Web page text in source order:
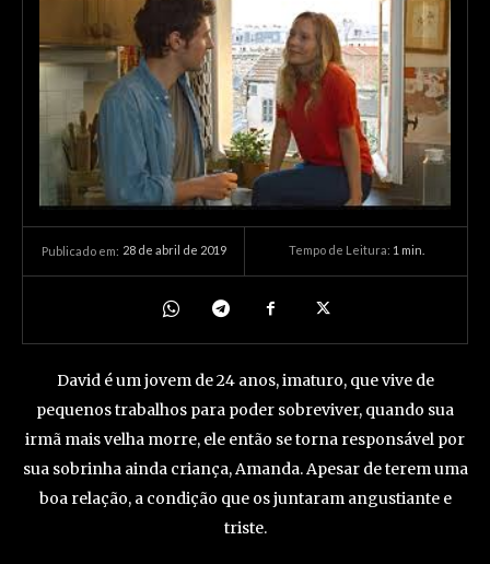
Publicado em: 28 de abril de 2019 Tempo de Leitura: 1 min.
David é um jovem de 24 anos, imaturo, que vive de
pequenos trabalhos para poder sobreviver, quando sua
irmã mais velha morre, ele então se torna responsável por
sua sobrinha ainda criança, Amanda. Apesar de terem uma
boa relação, a condição que os juntaram angustiante e
triste.